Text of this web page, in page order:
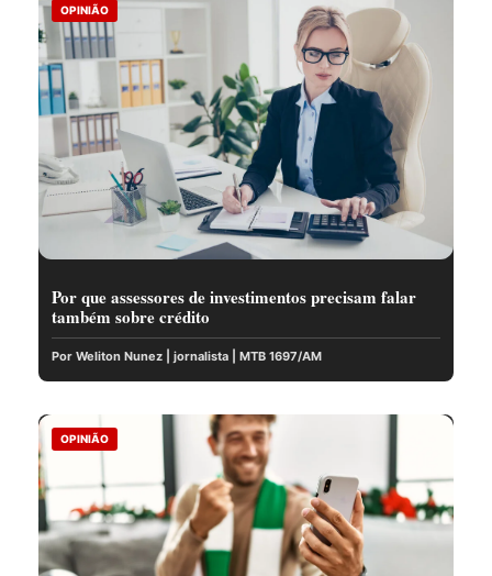
OPINIÃO
Por que assessores de investimentos precisam falar
também sobre crédito
Por Weliton Nunez | jornalista | MTB 1697/AM
OPINIÃO